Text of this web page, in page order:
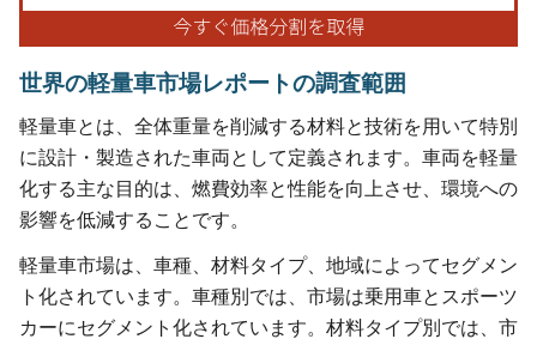
世界の軽量車市場レポートの調査範囲
軽量車とは、全体重量を削減する材料と技術を用いて特別
に設計・製造された車両として定義されます。車両を軽量
化する主な目的は、燃費効率と性能を向上させ、環境への
影響を低減することです。
軽量車市場は、車種、材料タイプ、地域によってセグメン
ト化されています。車種別では、市場は乗用車とスポーツ
カーにセグメント化されています。材料タイプ別では、市